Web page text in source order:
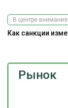
Рынок
В центре внимания
Как санкции